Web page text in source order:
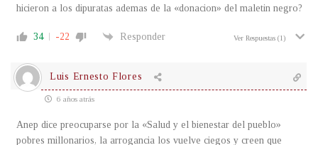
hicieron a los dipuratas ademas de la «donacion» del maletin negro?
34 -22 Responder Ver Respuestas (1)
Luis Ernesto Flores
6 años atrás
Anep dice preocuparse por la «Salud y el bienestar del pueblo»
pobres millonarios, la arrogancia los vuelve ciegos y creen que